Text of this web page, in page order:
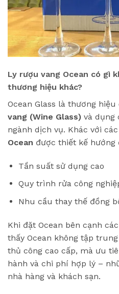
Ly rượu vang Ocean có gì
thương hiệu khác?
Ocean Glass là thương
vang (Wine Glass) và dụng
ngành dịch vụ. Khác với
Ocean được thiết kế hướng
Tần suất sử dụng cao
Quy trình rửa công
Nhu cầu thay thế đồng
Khi đặt Ocean bên cạnh
thấy Ocean không tập
thủ công cao cấp, mà ưu
hành và chi phí hợp lý –
nhà hàng và khách sạn.